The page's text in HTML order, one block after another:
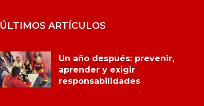
ÚLTIMOS ARTÍCULOS
Un año después: prevenir,
aprender y exigir
responsabilidades